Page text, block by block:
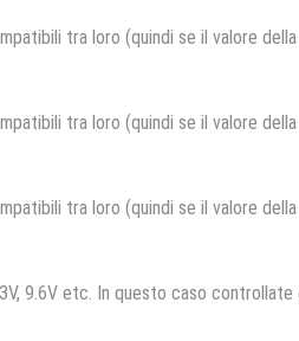
tra loro (quindi se il valore
tra loro (quindi se il valore
tra loro (quindi se il valore
9.6V etc. In questo caso